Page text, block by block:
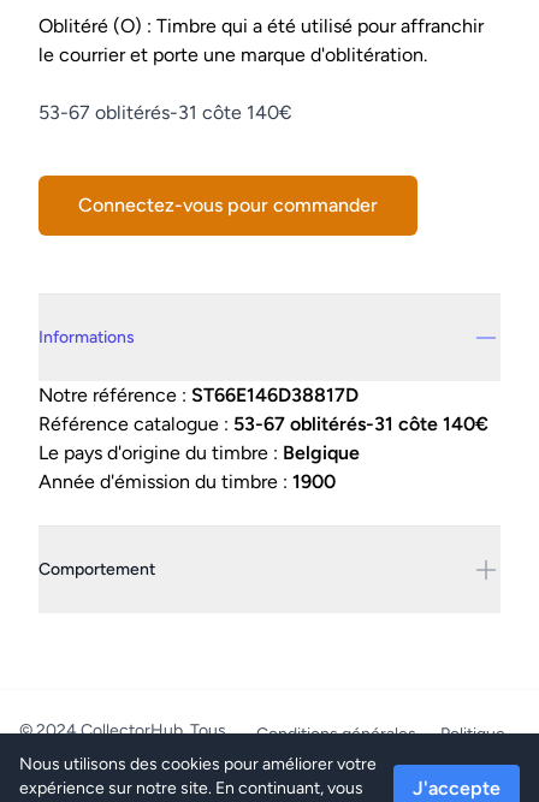
Nous utilisons des cookies pour améliorer votre
expérience sur notre site. En continuant, vous
J'accepte
Conditions
Oblitéré (O) : Timbre qui a été utilisé pour affranchir
le courrier et porte une marque d'oblitération.
Description
53-67 oblitérés-31 côte 140€
Connectez-vous pour commander
Informations
Notre référence : ST66E146D38817D
Référence catalogue : 53-67 oblitérés-31 côte 140€
Le pays d'origine du timbre : Belgique
Année d'émission du timbre : 1900
Comportement
© 2024 CollectorHub. Tous
droits réservés.
PhilaJob - BE0804.218.387 -
Conditions générales
Politique
de confidentialité